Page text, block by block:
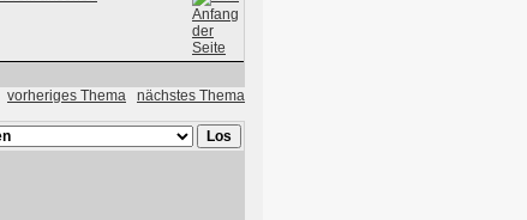
vorheriges Thema nächstes Thema